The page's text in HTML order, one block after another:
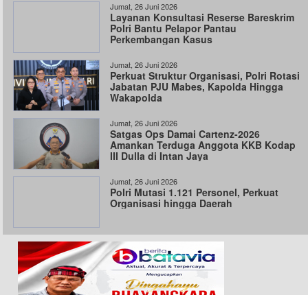
Jumat, 26 Juni 2026
Layanan Konsultasi Reserse Bareskrim
Polri Bantu Pelapor Pantau
Perkembangan Kasus
Jumat, 26 Juni 2026
Perkuat Struktur Organisasi, Polri Rotasi
Jabatan PJU Mabes, Kapolda Hingga
Wakapolda
Jumat, 26 Juni 2026
Satgas Ops Damai Cartenz-2026
Amankan Terduga Anggota KKB Kodap
III Dulla di Intan Jaya
Jumat, 26 Juni 2026
Polri Mutasi 1.121 Personel, Perkuat
Organisasi hingga Daerah